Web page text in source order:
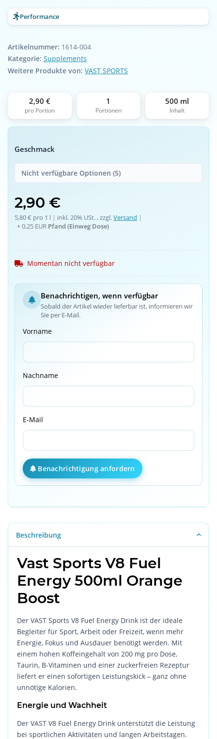
Performance
Artikelnummer: 1614-004
Kategorie: Supplements
Weitere Produkte von: VAST SPORTS
2,90 €
pro Portion
1
Portionen
500 ml
Inhalt
Geschmack
Nicht verfügbare Optionen (5)
2,90 €
5,80 € pro 1 l | inkl. 20% USt. , zzgl.Versand |
+0,25 EUR Pfand (Einweg Dose)
Momentan nicht verfügbar
Benachrichtigen, wenn verfügbar
Sobald der Artikel wieder lieferbar ist, informieren wir
Sie per E-Mail.
Vorname
Nachname
E-Mail
Benachrichtigung anfordern
Beschreibung
Vast Sports V8 Fuel
Energy 500ml Orange
Boost
Der VAST Sports V8 Fuel Energy Drink ist der ideale
Begleiter für Sport, Arbeit oder Freizeit, wenn mehr
Energie, Fokus und Ausdauer benötigt werden. Mit
einem hohen Koffeingehalt von 200 mg pro Dose,
Taurin, B-Vitaminen und einer zuckerfreien Rezeptur
liefert er einen sofortigen Leistungskick – ganz ohne
unnötige Kalorien.
Energie und Wachheit
Der VAST V8 Fuel Energy Drink unterstützt die Leistung
bei sportlichen Aktivitäten und langen Arbeitstagen.